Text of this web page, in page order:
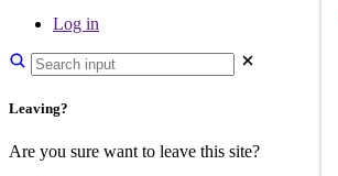
Log in
Leaving?
Are you sure want to leave this site?